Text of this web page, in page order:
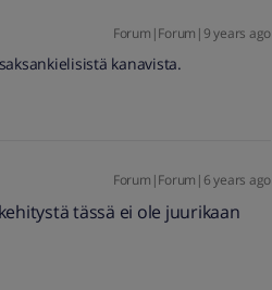
Forum|Forum|9 years ago
kanavista.
Forum|Forum|6 years ago
tässä ei ole juurikaan